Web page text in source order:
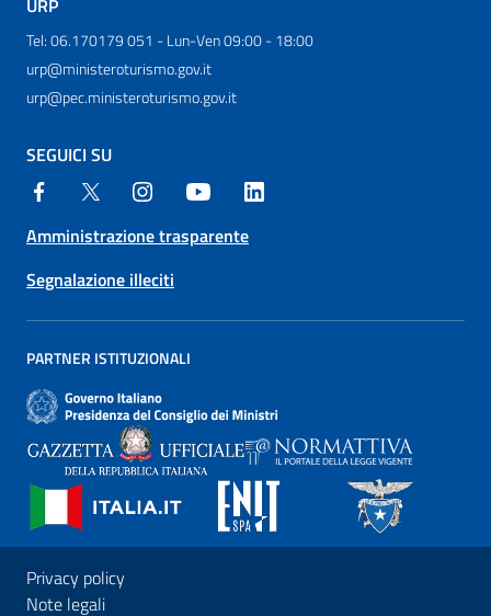
URP
Tel: 06.170179 051 - Lun-Ven 09:00 - 18:00
urp@ministeroturismo.gov.it
urp@pec.ministeroturismo.gov.it
SEGUICI SU
Amministrazione trasparente
Segnalazione illeciti
PARTNER ISTITUZIONALI
Privacy policy
Note legali